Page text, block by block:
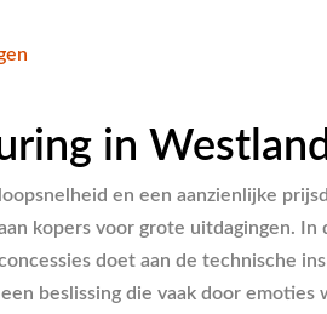
in
en een aanzienlijke
kopers voor grote uitdagingen.
doet aan de technische
beslissing die vaak door